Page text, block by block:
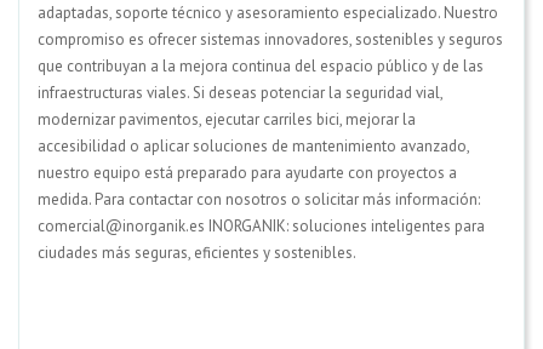
adaptadas, soporte técnico y asesoramiento especializado. Nuestro
compromiso es ofrecer sistemas innovadores, sostenibles y seguros
que contribuyan a la mejora continua del espacio público y de las
infraestructuras viales. Si deseas potenciar la seguridad vial,
modernizar pavimentos, ejecutar carriles bici, mejorar la
accesibilidad o aplicar soluciones de mantenimiento avanzado,
nuestro equipo está preparado para ayudarte con proyectos a
medida. Para contactar con nosotros o solicitar más información:
comercial@inorganik.es INORGANIK: soluciones inteligentes para
ciudades más seguras, eficientes y sostenibles.